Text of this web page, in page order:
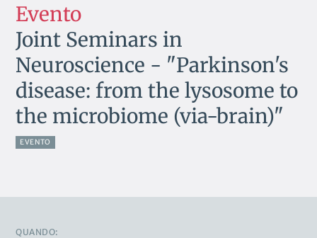
Evento
Joint Seminars in
Neuroscience - "Parkinson's
disease: from the lysosome to
the microbiome (via-brain)"
EVENTO
QUANDO: